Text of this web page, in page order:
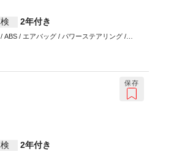
2年付き
ABS / エアバッグ / パワーステアリング /
2年付き
保存